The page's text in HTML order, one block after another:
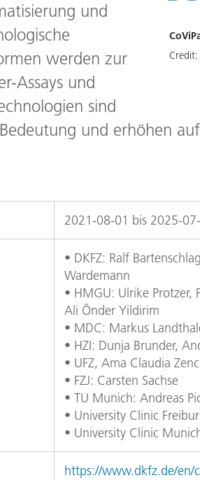
Credit:
und
werden zur
Assays und
sind
und erhöhen
2021-08-01 bis 2025-
• DKFZ: Ralf
Wardemann
• HMGU: Ulrike Protzer,
Ali Önder Yildirim
• MDC: Markus
• HZI: Dunja Brunder,
• UFZ, Ama Claudia
• FZJ: Carsten Sachse
• TU Munich: Andreas
• University Clinic
• University Clinic
https://www.dkfz.de/en/